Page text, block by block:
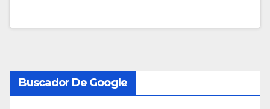
Buscador De Google